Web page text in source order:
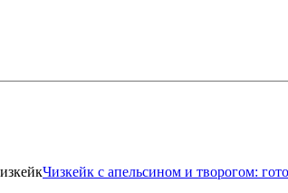
Чизкейк с апельсином и творогом: